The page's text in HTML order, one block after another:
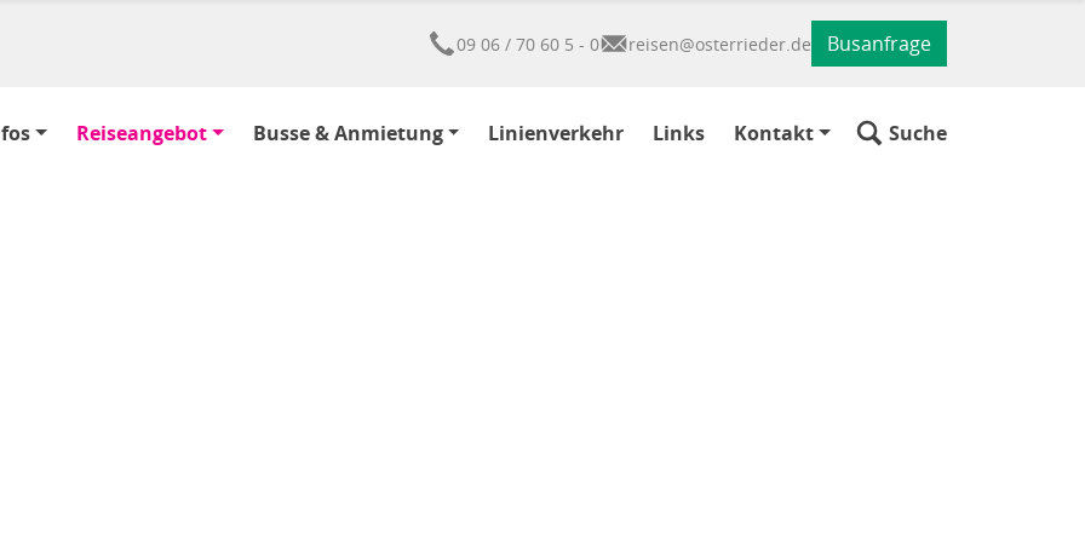
09 06 / 70 60 5 - 0 reisen@osterrieder.de Busanfrage
Reiseangebot Busse & Anmietung Linienverkehr Links Kontakt Suche